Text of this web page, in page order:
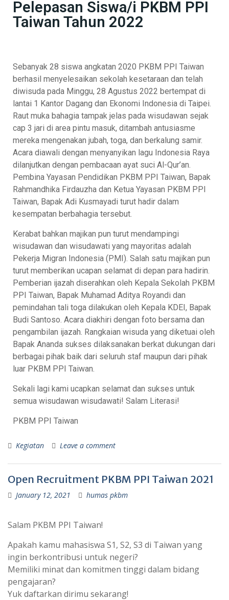
Pelepasan Siswa/i PKBM PPI
Taiwan Tahun 2022
Sebanyak 28 siswa angkatan 2020 PKBM PPI Taiwan
berhasil menyelesaikan sekolah kesetaraan dan telah
diwisuda pada Minggu, 28 Agustus 2022 bertempat di
lantai 1 Kantor Dagang dan Ekonomi Indonesia di Taipei.
Raut muka bahagia tampak jelas pada wisudawan sejak
cap 3 jari di area pintu masuk, ditambah antusiasme
mereka mengenakan jubah, toga, dan berkalung samir.
Acara diawali dengan menyanyikan lagu Indonesia Raya
dilanjutkan dengan pembacaan ayat suci Al-Qur’an.
Pembina Yayasan Pendidikan PKBM PPI Taiwan, Bapak
Rahmandhika Firdauzha dan Ketua Yayasan PKBM PPI
Taiwan, Bapak Adi Kusmayadi turut hadir dalam
kesempatan berbahagia tersebut.
Kerabat bahkan majikan pun turut mendampingi
wisudawan dan wisudawati yang mayoritas adalah
Pekerja Migran Indonesia (PMI). Salah satu majikan pun
turut memberikan ucapan selamat di depan para hadirin.
Pemberian ijazah diserahkan oleh Kepala Sekolah PKBM
PPI Taiwan, Bapak Muhamad Aditya Royandi dan
pemindahan tali toga dilakukan oleh Kepala KDEI, Bapak
Budi Santoso. Acara diakhiri dengan foto bersama dan
pengambilan ijazah. Rangkaian wisuda yang diketuai oleh
Bapak Ananda sukses dilaksanakan berkat dukungan dari
berbagai pihak baik dari seluruh staf maupun dari pihak
luar PKBM PPI Taiwan.
Sekali lagi kami ucapkan selamat dan sukses untuk
semua wisudawan wisudawati! Salam Literasi!
PKBM PPI Taiwan
Kegiatan Leave a comment
Open Recruitment PKBM PPI Taiwan 2021
January 12, 2021 humas pkbm
Salam PKBM PPI Taiwan!
Apakah kamu mahasiswa S1, S2, S3 di Taiwan yang
ingin berkontribusi untuk negeri?
Memiliki minat dan komitmen tinggi dalam bidang
pengajaran?
Yuk daftarkan dirimu sekarang!